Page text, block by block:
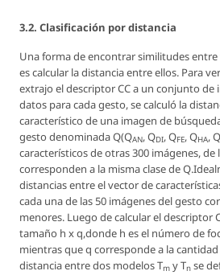
3.2. Clasificación por distancia
Una forma de encontrar similitudes
es calcular la distancia entre ellos. Para
extrajo el descriptor CC a un conjunto de
datos para cada gesto, se calculó la
característico de una imagen de
gesto denominadaQ(QAN, QDI, QFE, QHA, Q
característicos de otras 300 imágenes, de
corresponden a la misma clase deQ
distancias entre el vector de
cada una de las 50 imágenes del gesto
menores. Luego de calcular el descriptor
tamaño h x q,donde h es el número de
mientras queq corresponde a la
distancia entre dos modelosTm yTn se